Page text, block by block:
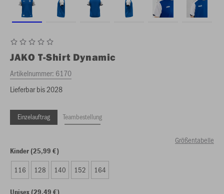
JAKO T-Shirt Dynamic
Artikelnummer: 6170
Lieferbar bis 2028
Einzelauftrag Teambestellung
Größentabelle
Kinder (25,99 €)
116 128 140 152 164
Unisex (29,49 €)